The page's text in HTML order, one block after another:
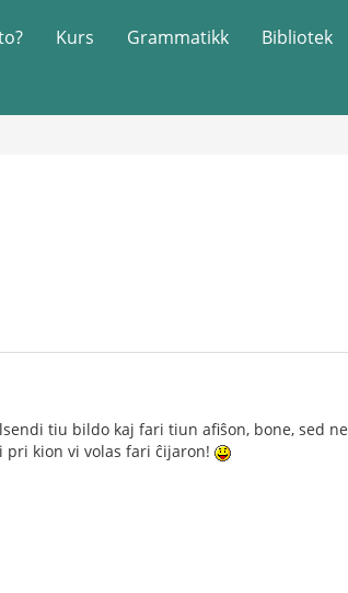
Kurs Grammatikk Bibliotek
tiu bildo kaj fari tiun afiŝon, bone, sed
pri kion vi volas fari ĉijaron!